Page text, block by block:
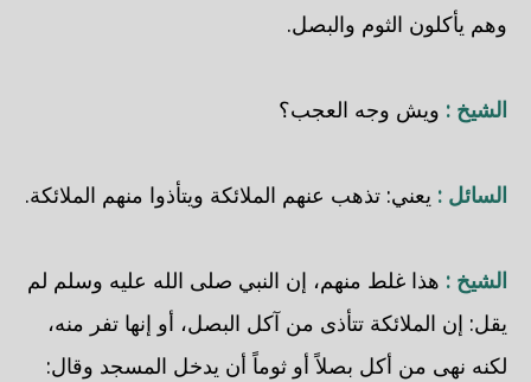
وهم يأكلون الثوم والبصل.
الشيخ : ويش وجه العجب؟
السائل : يعني: تذهب عنهم الملائكة ويتأذوا منهم الملائكة.
الشيخ : هذا غلط منهم، إن النبي صلى الله عليه وسلم لم
يقل: إن الملائكة تتأذى من آكل البصل، أو إنها تفر منه،
لكنه نهى من أكل بصلاً أو ثوماً أن يدخل المسجد وقال: